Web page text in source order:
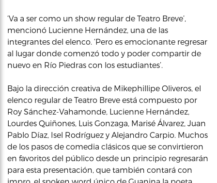
‘Va a ser como un show regular de Teatro Breve’,
mencionó Lucienne Hernández, una de las
integrantes del elenco. ‘Pero es emocionante regresar
al lugar donde comenzó todo y poder compartir de
nuevo en Río Piedras con los estudiantes’.
Bajo la dirección creativa de Mikephillipe Oliveros, el
elenco regular de Teatro Breve está compuesto por
Roy Sánchez-Vahamonde, Lucienne Hernández,
Lourdes Quiñones, Luis Gonzaga, Marisé Álvarez, Juan
Pablo Díaz, Isel Rodríguez y Alejandro Carpio. Muchos
de los pasos de comedia clásicos que se convirtieron
en favoritos del público desde un principio regresarán
para esta presentación, que también contará con
impro, el spoken word único de Guanina la poeta